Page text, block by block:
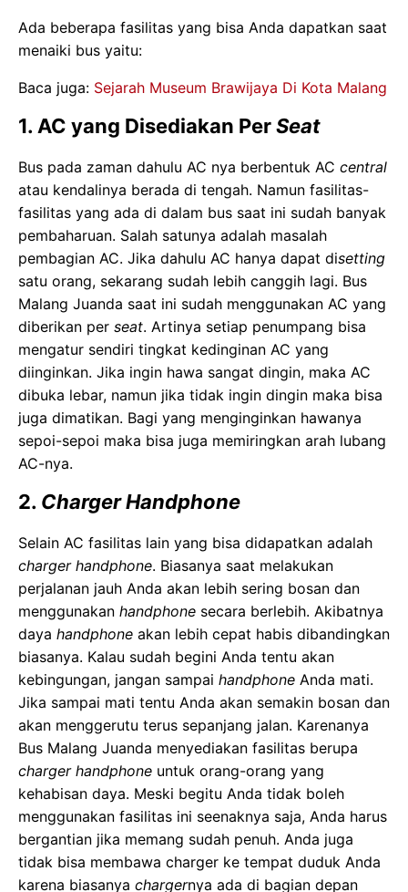
Ada beberapa fasilitas yang bisa Anda dapatkan saat
menaiki bus yaitu:
Baca juga: Sejarah Museum Brawijaya Di Kota Malang
1. AC yang Disediakan PerSeat
Bus pada zaman dahulu AC nya berbentuk AC central
atau kendalinya berada di tengah. Namun fasilitas-
fasilitas yang ada di dalam bus saat ini sudah banyak
pembaharuan. Salah satunya adalah masalah
pembagian AC. Jika dahulu AC hanya dapat disetting
satu orang, sekarang sudah lebih canggih lagi. Bus
Malang Juanda saat ini sudah menggunakan AC yang
diberikan per seat. Artinya setiap penumpang bisa
mengatur sendiri tingkat kedinginan AC yang
diinginkan. Jika ingin hawa sangat dingin, maka AC
dibuka lebar, namun jika tidak ingin dingin maka bisa
juga dimatikan. Bagi yang menginginkan hawanya
sepoi-sepoi maka bisa juga memiringkan arah lubang
AC-nya.
2. Charger Handphone
Selain AC fasilitas lain yang bisa didapatkan adalah
charger handphone. Biasanya saat melakukan
perjalanan jauh Anda akan lebih sering bosan dan
menggunakan handphone secara berlebih. Akibatnya
daya handphone akan lebih cepat habis dibandingkan
biasanya. Kalau sudah begini Anda tentu akan
kebingungan, jangan sampai handphone Anda mati.
Jika sampai mati tentu Anda akan semakin bosan dan
akan menggerutu terus sepanjang jalan. Karenanya
Bus Malang Juanda menyediakan fasilitas berupa
charger handphone untuk orang-orang yang
kehabisan daya. Meski begitu Anda tidak boleh
menggunakan fasilitas ini seenaknya saja, Anda harus
bergantian jika memang sudah penuh. Anda juga
tidak bisa membawa charger ke tempat duduk Anda
karena biasanya chargernya ada di bagian depan